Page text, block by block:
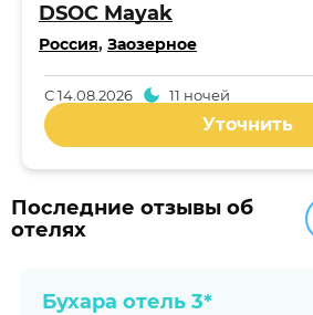
DSOC Mayak
Россия, Заозерное
С14.08.2026 11 ночей
Уточнить
Последние отзывы об
отелях
Бухара отель 3*